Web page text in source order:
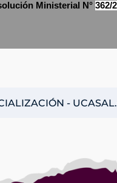
Ministerial N° 362/
-